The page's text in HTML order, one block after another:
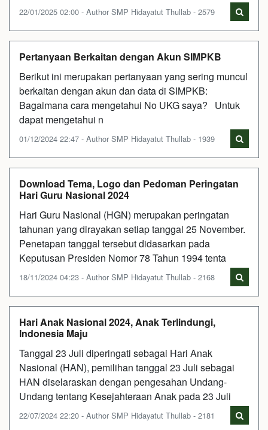
22/01/2025 02:00 - Author SMP Hidayatut Thullab - 2579
Pertanyaan Berkaitan dengan Akun SIMPKB
Berikut ini merupakan pertanyaan yang sering muncul
berkaitan dengan akun dan data di SIMPKB:
Bagaimana cara mengetahui No UKG saya? Untuk
dapat mengetahui n
01/12/2024 22:47 - Author SMP Hidayatut Thullab - 1939
Download Tema, Logo dan Pedoman Peringatan
Hari Guru Nasional 2024
Hari Guru Nasional (HGN) merupakan peringatan
tahunan yang dirayakan setiap tanggal 25 November.
Penetapan tanggal tersebut didasarkan pada
Keputusan Presiden Nomor 78 Tahun 1994 tenta
18/11/2024 04:23 - Author SMP Hidayatut Thullab - 2168
Hari Anak Nasional 2024, Anak Terlindungi,
Indonesia Maju
Tanggal 23 Juli diperingati sebagai Hari Anak
Nasional (HAN), pemilihan tanggal 23 Juli sebagai
HAN diselaraskan dengan pengesahan Undang-
Undang tentang Kesejahteraan Anak pada 23 Juli
22/07/2024 22:20 - Author SMP Hidayatut Thullab - 2181